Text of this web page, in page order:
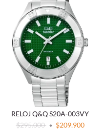
RELOJ Q&Q S20A-003VY
$295.000
$209.900